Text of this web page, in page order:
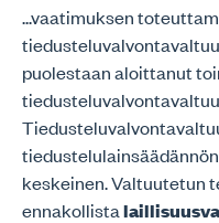
...vaatimuksen
puolestaan aloittanut
keskeinen. Valtuutetun
ennakollista